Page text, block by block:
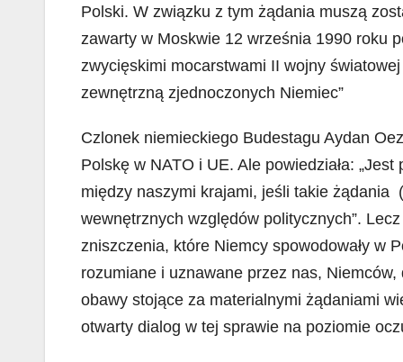
Polski. W związku z tym żądania muszą
zawarty w Moskwie 12 września 1990 roku
zwycięskimi mocarstwami II wojny
zewnętrzną zjednoczonych Niemiec”
Czlonek niemieckiego Budestagu Aydan
Polskę w NATO i UE. Ale powiedziała:
między naszymi krajami, jeśli takie żądania
wewnętrznych względów politycznych”.
zniszczenia, które Niemcy spowodowały w
rozumiane i uznawane przez nas,
obawy stojące za materialnymi żądaniami
otwarty dialog w tej sprawie na poziomie